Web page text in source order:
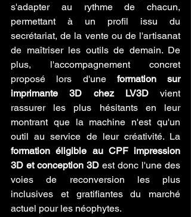
s'adapter au rythme de chacun,
permettant à un profil issu du
secrétariat, de la vente ou de l'artisanat
de maîtriser les outils de demain. De
plus, l'accompagnement concret
proposé lors d'une formation sur
imprimante 3D chez LV3D vient
rassurer les plus hésitants en leur
montrant que la machine n'est qu'un
formation éligible au CPF impression
3D et conception 3D est donc l'une des
voies de reconversion les plus
inclusives et gratifiantes du marché
actuel pour les néophytes.